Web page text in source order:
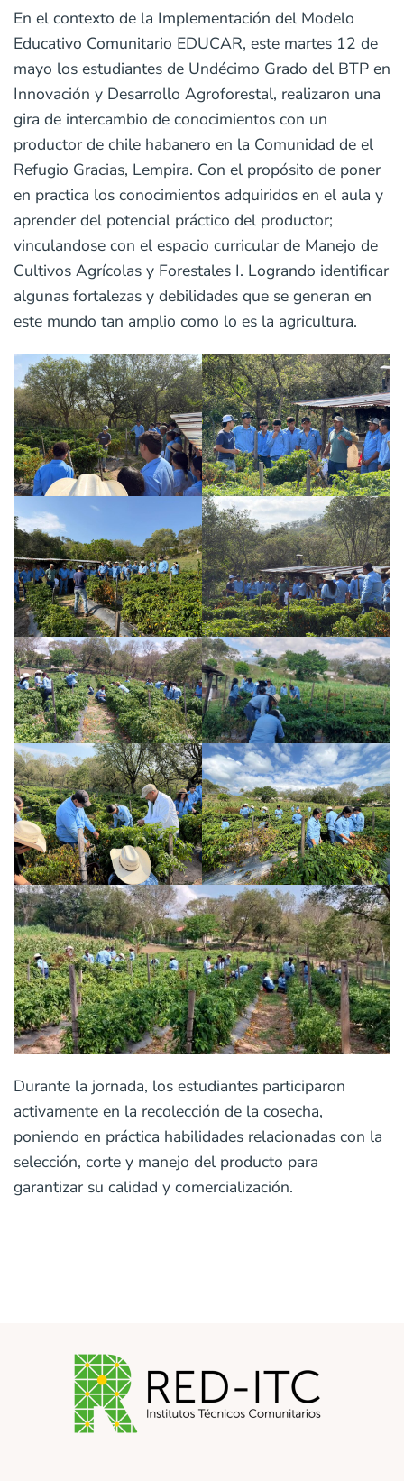
En el contexto de la Implementación del Modelo
Educativo Comunitario EDUCAR, este martes 12 de
mayo los estudiantes de Undécimo Grado del BTP en
Innovación y Desarrollo Agroforestal, realizaron una
gira de intercambio de conocimientos con un
productor de chile habanero en la Comunidad de el
Refugio Gracias, Lempira. Con el propósito de poner
en practica los conocimientos adquiridos en el aula y
aprender del potencial práctico del productor;
vinculandose con el espacio curricular de Manejo de
Cultivos Agrícolas y Forestales I. Logrando identificar
algunas fortalezas y debilidades que se generan en
este mundo tan amplio como lo es la agricultura.
Durante la jornada, los estudiantes participaron
activamente en la recolección de la cosecha,
poniendo en práctica habilidades relacionadas con la
selección, corte y manejo del producto para
garantizar su calidad y comercialización.